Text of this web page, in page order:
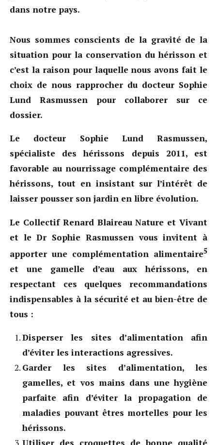
dans notre pays.
Nous sommes conscients de la gravité de la
situation pour la conservation du hérisson et
c’est la raison pour laquelle nous avons fait le
choix de nous rapprocher du docteur Sophie
Lund Rasmussen pour collaborer sur ce
dossier.
Le docteur Sophie Lund Rasmussen,
spécialiste des hérissons depuis 2011, est
favorable au nourrissage complémentaire des
hérissons, tout en insistant sur l’intérêt de
laisser pousser son jardin en libre évolution.
Le Collectif Renard Blaireau Nature et Vivant
et le Dr Sophie Rasmussen vous invitent à
apporter une complémentation alimentaire5
et une gamelle d’eau aux hérissons, en
respectant ces quelques recommandations
indispensables à la sécurité et au bien-être de
tous :
Disperser les sites d’alimentation afin
d’éviter les interactions agressives.
Garder les sites d’alimentation, les
gamelles, et vos mains dans une hygiène
parfaite afin d’éviter la propagation de
maladies pouvant êtres mortelles pour les
hérissons.